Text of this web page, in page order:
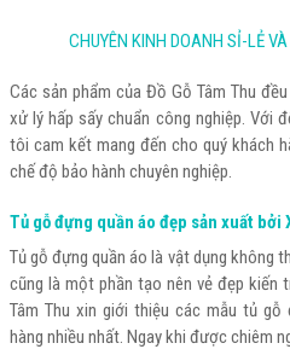
CHUYÊN KINH DOANH SỈ-LẺ
Các sản phẩm của Đồ Gỗ Tâm Thu
xử lý hấp sấy chuẩn công nghiệp. Với
tôi cam kết mang đến cho quý khách
chế độ bảo hành chuyên nghiệp.
Tủ gỗ đựng quần áo đẹp sản xuất bởi
Tủ gỗ đựng quần áo là vật dụng không
cũng là một phần tạo nên vẻ đẹp
Tâm Thu xin giới thiệu các mẫu tủ
hàng nhiều nhất. Ngay khi được chiêm